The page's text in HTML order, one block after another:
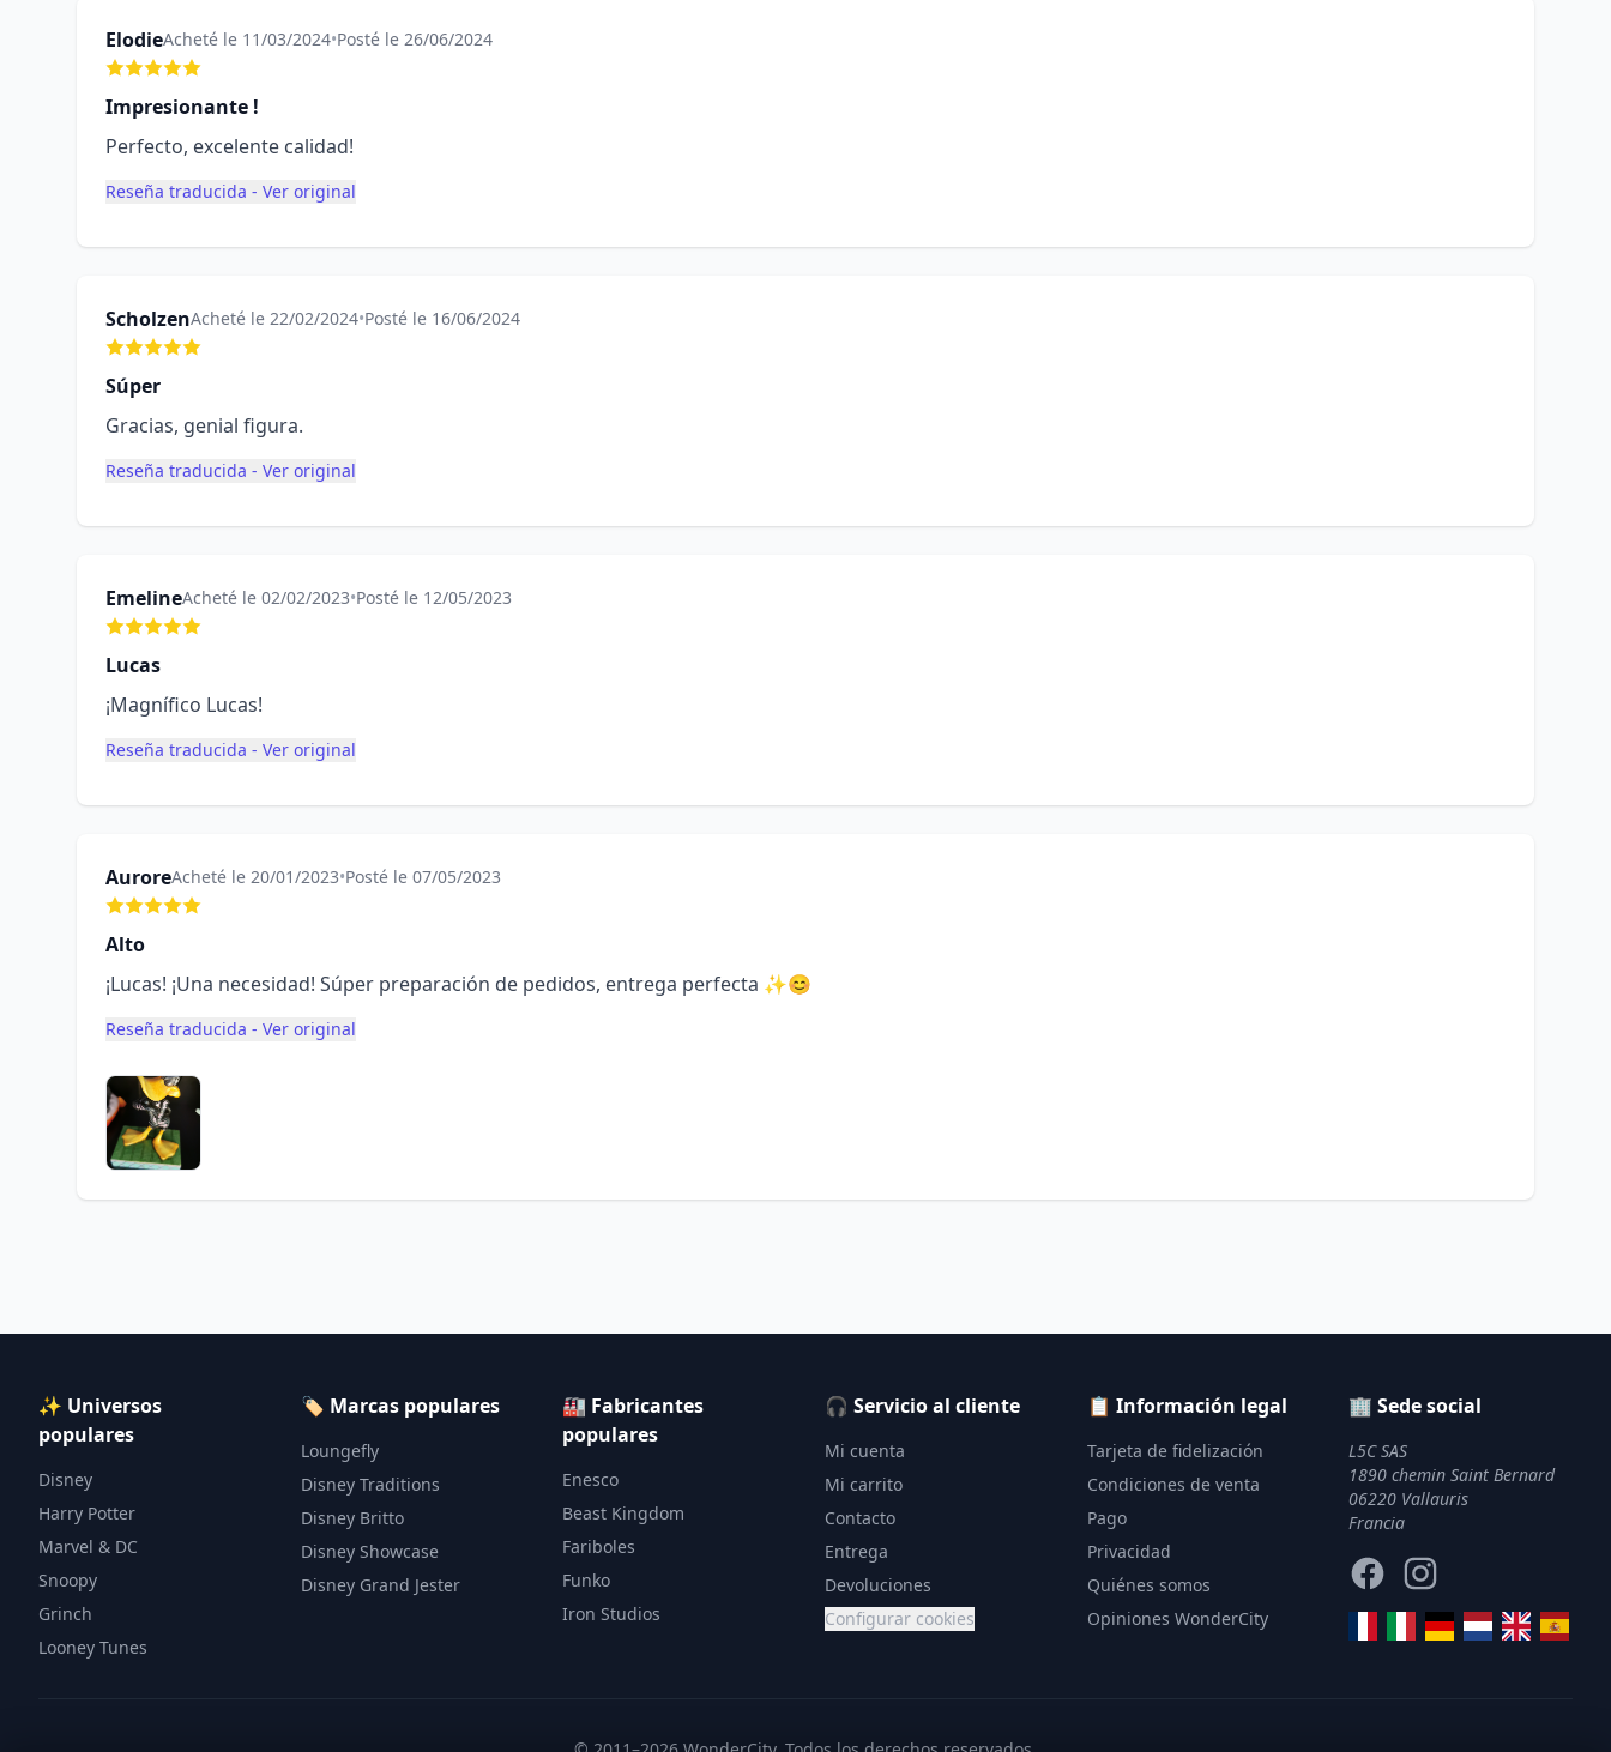
ElodieAcheté le 11/03/2024•Posté le 26/06/2024
Impresionante !
Perfecto, excelente calidad!
Reseña traducida - Ver original
ScholzenAcheté le 22/02/2024•Posté le 16/06/2024
Súper
Gracias, genial figura.
Reseña traducida - Ver original
EmelineAcheté le 02/02/2023•Posté le 12/05/2023
Lucas
¡Magnífico Lucas!
Reseña traducida - Ver original
AuroreAcheté le 20/01/2023•Posté le 07/05/2023
Alto
¡Lucas! ¡Una necesidad! Súper preparación de pedidos, entrega perfecta ✨😊
Reseña traducida - Ver original
✨ Universos
populares
Disney
Harry Potter
Marvel & DC
Snoopy
Grinch
Looney Tunes
🏷️ Marcas populares
Loungefly
Disney Traditions
Disney Britto
Disney Showcase
Disney Grand Jester
🏭 Fabricantes
populares
Enesco
Beast Kingdom
Fariboles
Funko
Iron Studios
🎧 Servicio al cliente
Mi cuenta
Mi carrito
Contacto
Entrega
Devoluciones
Configurar cookies
📋 Información legal
Tarjeta de fidelización
Condiciones de venta
Pago
Privacidad
Quiénes somos
Opiniones WonderCity
🏢 Sede social
L5C SAS
1890 chemin Saint Bernard
06220 Vallauris
Francia
FacebookInstagram